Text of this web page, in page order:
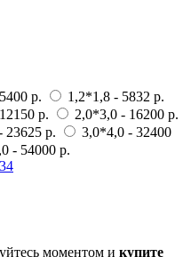
р.
1,2*1,8 - 5832 р.
р.
2,0*3,0 - 16200 р.
23625 р.
3,0*4,0 - 32400
- 54000 р.
моментом и купите